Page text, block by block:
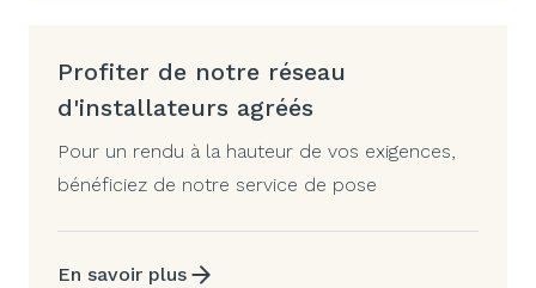
Profiter de notre réseau
d'installateurs agréés
Pour un rendu à la hauteur de vos exigences,
bénéficiez de notre service de pose
En savoir plus